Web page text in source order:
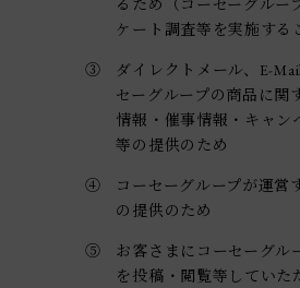
るため（コーセーグルー
ケート調査等を実施する
③
ダイレクトメール、E-
セーグループの商品に関
情報・催事情報・キャン
等の提供のため
④
コーセーグループが運営
の提供のため
⑤
お客さまにコーセーグル
を投稿・閲覧等していた